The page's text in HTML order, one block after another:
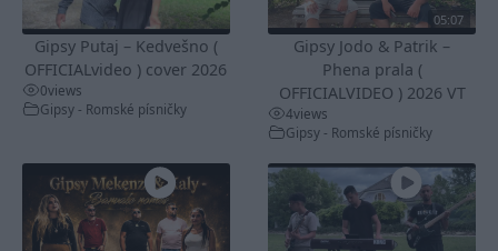
Gipsy Putaj – Kedvešno (
OFFICIALvideo ) cover 2026
0views
Gipsy - Romské písničky
05:07
Gipsy Jodo & Patrik –
Phena prala (
OFFICIALVIDEO ) 2026 VT
4views
Gipsy - Romské písničky